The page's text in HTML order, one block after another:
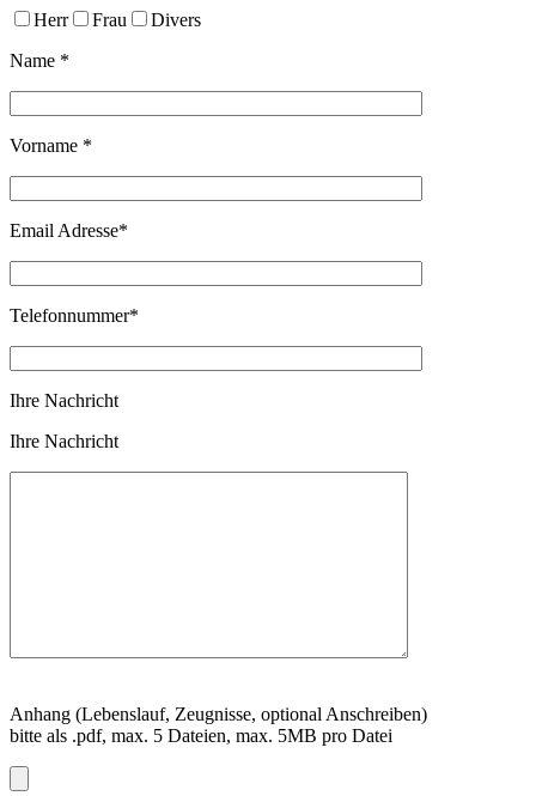
Herr Frau
Divers
Name *
Vorname *
Email Adresse*
Telefonnummer*
Ihre Nachricht
Ihre Nachricht
Anhang (Lebenslauf, Zeugnisse, optional Anschreiben)
bitte als .pdf, max. 5 Dateien, max. 5MB pro Datei